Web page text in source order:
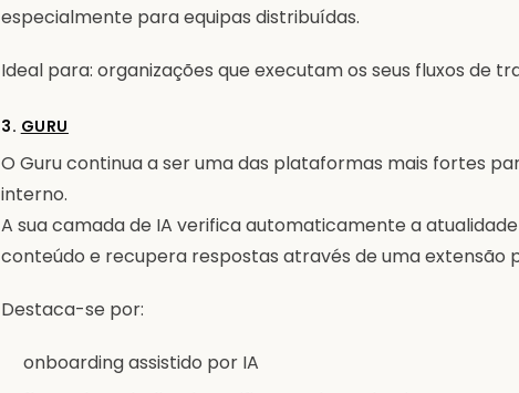
especialmente para equipas distribuídas.
Ideal para: organizações que executam os seus fluxos de
3. GURU
O Guru continua a ser uma das plataformas mais fortes
interno.
A sua camada de IA verifica automaticamente a
conteúdo e recupera respostas através de uma extensão
Destaca-se por:
onboarding assistido por IA